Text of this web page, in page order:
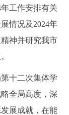
回应关切
工作安排有关
情况及2024年
神并研究我市
十二次集体学
全局高度，深
展成就，在能